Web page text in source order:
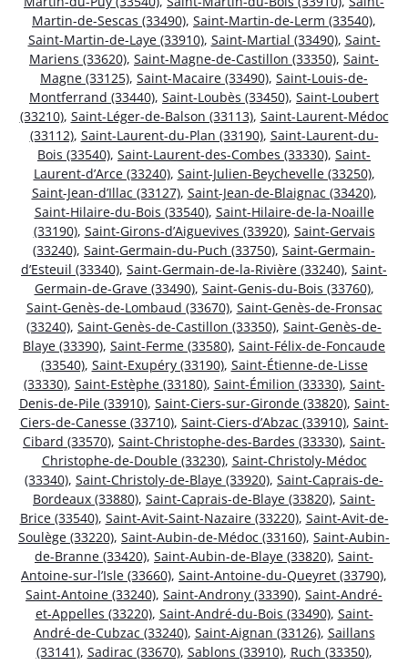
Martin-de-Sescas (33490), Saint-Martin-de-Lerm (33540),
Saint-Martin-de-Laye (33910), Saint-Martial (33490), Saint-
Mariens (33620), Saint-Magne-de-Castillon (33350), Saint-
Magne (33125), Saint-Macaire (33490), Saint-Louis-de-
Montferrand (33440), Saint-Loubès (33450), Saint-Loubert
(33210), Saint-Léger-de-Balson (33113), Saint-Laurent-Médoc
(33112), Saint-Laurent-du-Plan (33190), Saint-Laurent-du-
Bois (33540), Saint-Laurent-des-Combes (33330), Saint-
Laurent-d’Arce (33240), Saint-Julien-Beychevelle (33250),
Saint-Jean-d’Illac (33127), Saint-Jean-de-Blaignac (33420),
Saint-Hilaire-du-Bois (33540), Saint-Hilaire-de-la-Noaille
(33190), Saint-Girons-d’Aiguevives (33920), Saint-Gervais
(33240), Saint-Germain-du-Puch (33750), Saint-Germain-
d’Esteuil (33340), Saint-Germain-de-la-Rivière (33240), Saint-
Germain-de-Grave (33490), Saint-Genis-du-Bois (33760),
Saint-Genès-de-Lombaud (33670), Saint-Genès-de-Fronsac
(33240), Saint-Genès-de-Castillon (33350), Saint-Genès-de-
Blaye (33390), Saint-Ferme (33580), Saint-Félix-de-Foncaude
(33540), Saint-Exupéry (33190), Saint-Étienne-de-Lisse
(33330), Saint-Estèphe (33180), Saint-Émilion (33330), Saint-
Denis-de-Pile (33910), Saint-Ciers-sur-Gironde (33820), Saint-
Ciers-de-Canesse (33710), Saint-Ciers-d’Abzac (33910), Saint-
Cibard (33570), Saint-Christophe-des-Bardes (33330), Saint-
Christophe-de-Double (33230), Saint-Christoly-Médoc
(33340), Saint-Christoly-de-Blaye (33920), Saint-Caprais-de-
Bordeaux (33880), Saint-Caprais-de-Blaye (33820), Saint-
Brice (33540), Saint-Avit-Saint-Nazaire (33220), Saint-Avit-de-
Soulège (33220), Saint-Aubin-de-Médoc (33160), Saint-Aubin-
de-Branne (33420), Saint-Aubin-de-Blaye (33820), Saint-
Antoine-sur-l’Isle (33660), Saint-Antoine-du-Queyret (33790),
Saint-Antoine (33240), Saint-Androny (33390), Saint-André-
et-Appelles (33220), Saint-André-du-Bois (33490), Saint-
André-de-Cubzac (33240), Saint-Aignan (33126), Saillans
(33141), Sadirac (33670), Sablons (33910), Ruch (33350),